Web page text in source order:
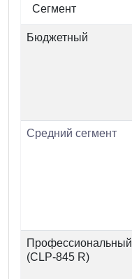
Сегмент
Бюджетный
Средний сегмент
Профессиональный
(CLP-845 R)